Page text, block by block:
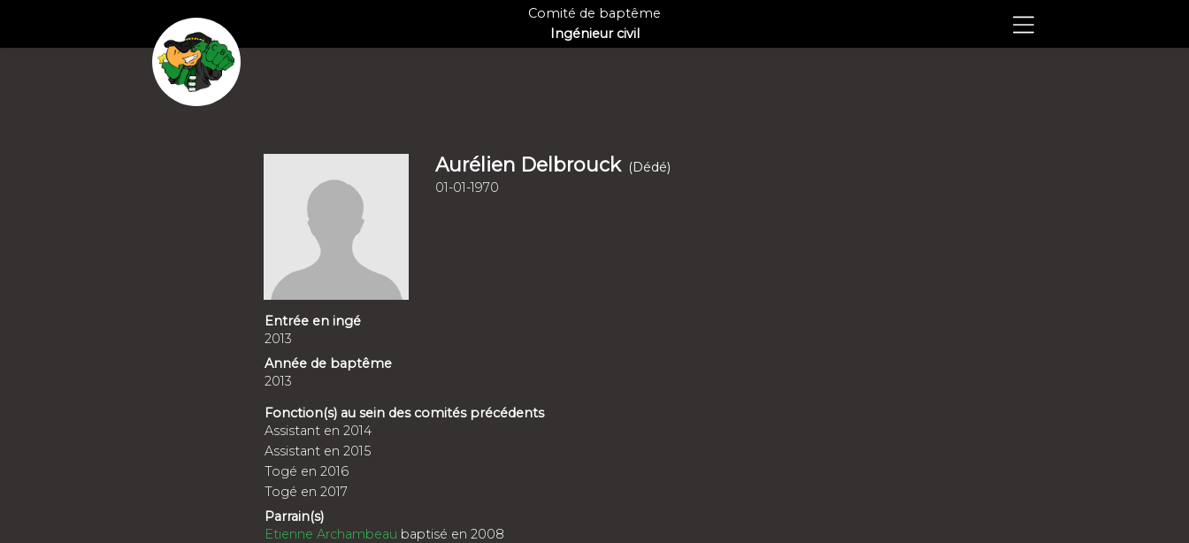
Comité de baptême
Ingénieur civil
Aurélien Delbrouck (Dédé)
01-01-1970
Entrée en ingé
2013
Année de baptême
2013
Fonction(s) au sein des comités précédents
Assistant en 2014
Assistant en 2015
Togé en 2016
Togé en 2017
Parrain(s)
Etienne Archambeau baptisé en 2008